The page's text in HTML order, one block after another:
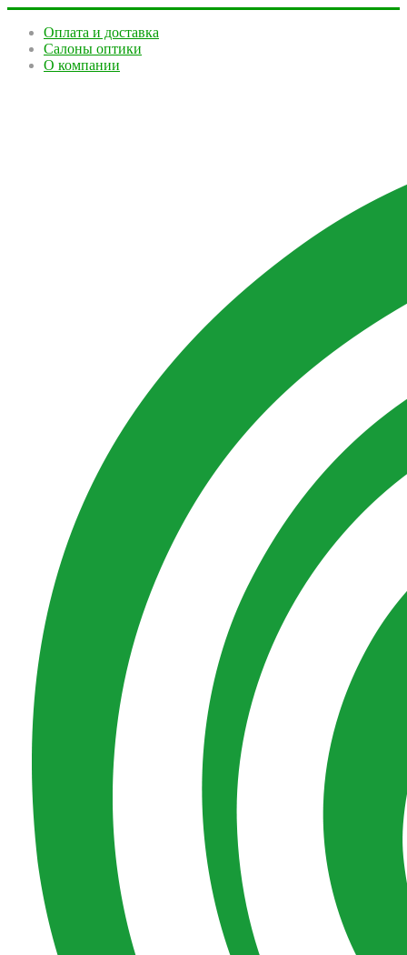
Оплата и доставка
Салоны оптики
О компании